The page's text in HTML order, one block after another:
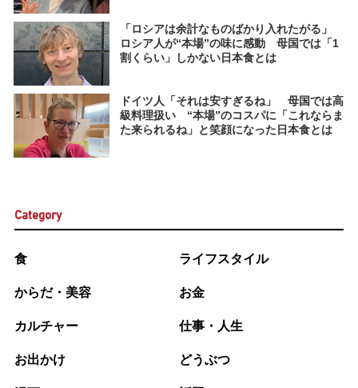
「ロシアは余計なものばかり入れたがる」
ロシア人が“本場”の味に感動 母国では「1
割くらい」しかない日本食とは
ドイツ人「それは安すぎるね」 母国では高
級料理扱い “本場”のコスパに「これならま
た来られるね」と笑顔になった日本食とは
Category
食 ライフスタイル
からだ・美容 お金
カルチャー 仕事・人生
お出かけ どうぶつ